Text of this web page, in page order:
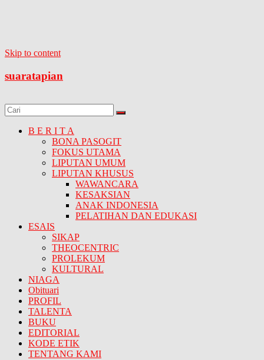
Skip to content
suaratapian
B E R I T A
BONA PASOGIT
FOKUS UTAMA
LIPUTAN UMUM
LIPUTAN KHUSUS
WAWANCARA
KESAKSIAN
ANAK INDONESIA
PELATIHAN DAN EDUKASI
ESAIS
SIKAP
THEOCENTRIC
PROLEKUM
KULTURAL
NIAGA
Obituari
PROFIL
TALENTA
BUKU
EDITORIAL
KODE ETIK
TENTANG KAMI